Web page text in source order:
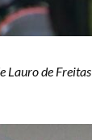
Lauro de Freitas